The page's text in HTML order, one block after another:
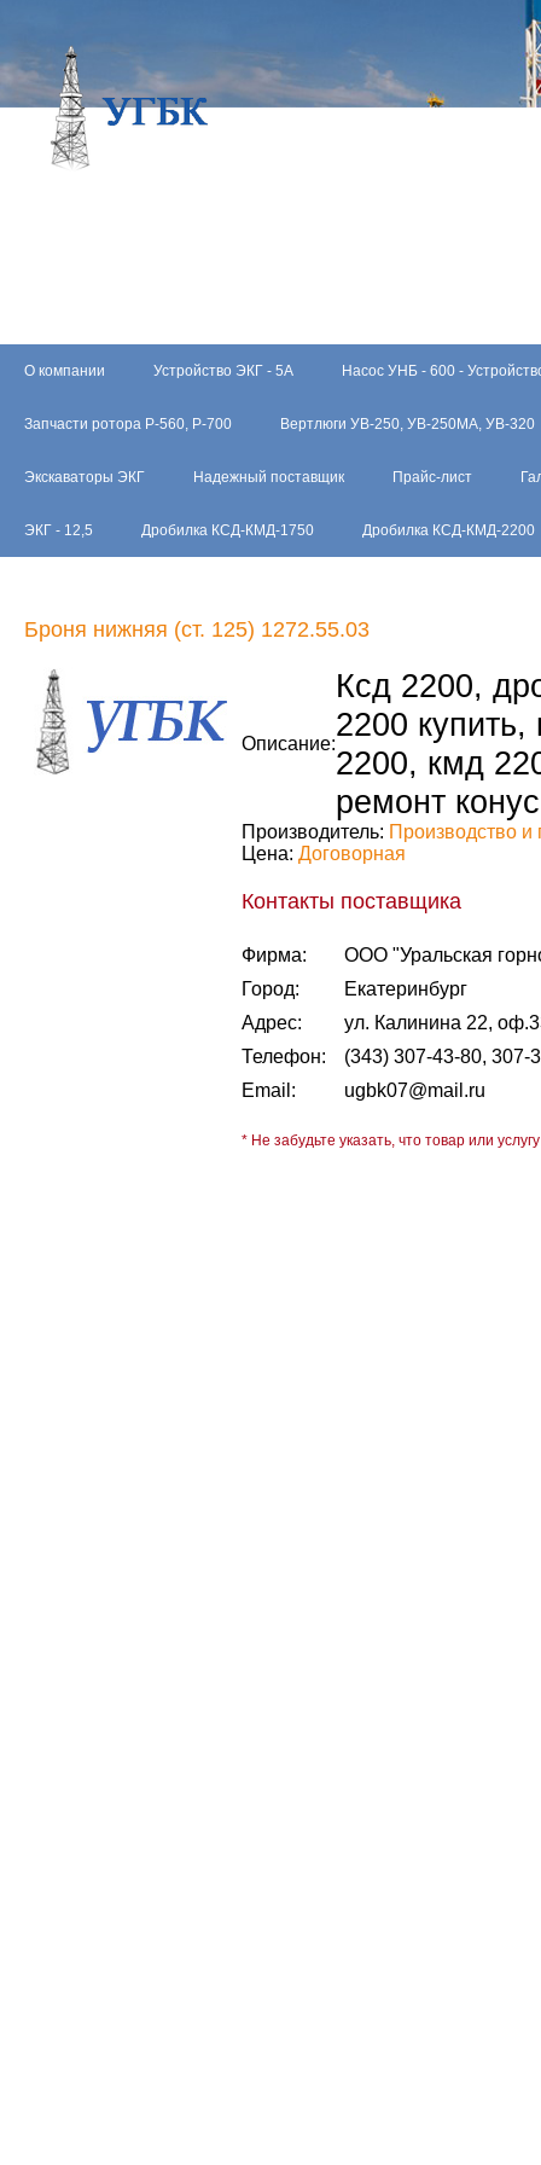
О компании Устройство ЭКГ - 5А Насос УНБ - 600 -
Запчасти ротора Р-560, Р-700 Вертлюги УВ-250, УВ-250МА, УВ-320
Экскаваторы ЭКГ Надежный поставщик Прайс-лист
ЭКГ - 12,5 Дробилка КСД-КМД-1750 Дробилка КСД-КМД-2200
Броня нижняя (ст. 125) 1272.55.03
Описание:
Ксд 2200,
2200
2200, кмд
ремонт
Производитель: Производство и
Цена: Договорная
Контакты поставщика
Фирма:
ООО "Уральская
Город:
Екатеринбург
Адрес:
ул. Калинина 22,
Телефон:
(343) 307-43-80, 307-
Email:
ugbk07@mail.ru
* Не забудьте указать, что товар или